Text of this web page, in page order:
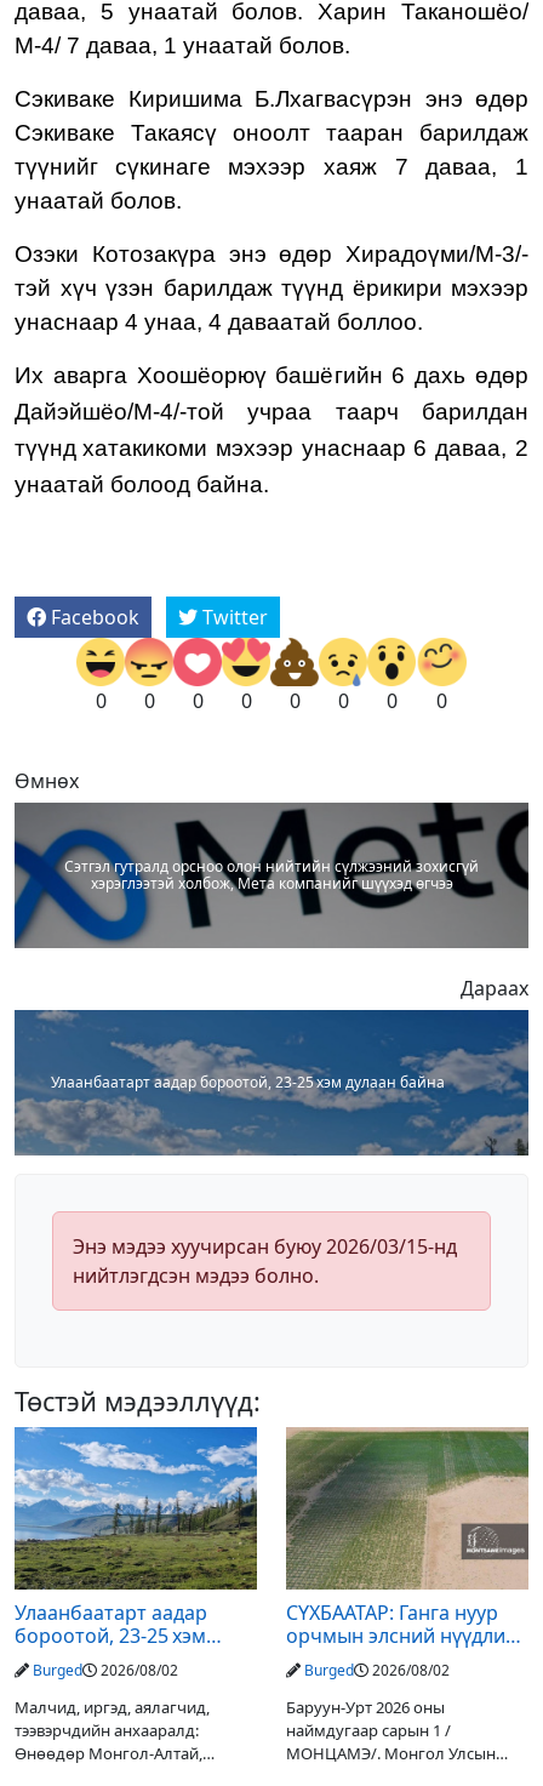
даваа, 5 унаатай болов. Харин Таканошёо/
М-4/ 7 даваа, 1 унаатай болов.
Сэкиваке Киришима Б.Лхагвасүрэн энэ өдөр
Сэкиваке Такаясү оноолт тааран барилдаж
түүнийг сүкинаге мэхээрхаяж 7 даваа, 1
унаатай болов.
Озэки Котозакүра энэ өдөр Хирадоүми/М-3/-
тэй хүч үзэн барилдаж түүнд ёрикири мэхээр
унаснаар 4 унаа, 4 даваатай боллоо.
Их аварга Хоошёорюү башёгийн 6 дахь өдөр
Дайэйшёо/М-4/-той учраа таарч барилдан
түүнд хатакикоми мэхээр унаснаар 6 даваа, 2
унаатай болоод байна.
Facebook Twitter
0 0 0 0 0 0 0 0
Өмнөх
Сэтгэл гутралд орсноо олон нийтийн сүлжээний зохисгүй
хэрэглээтэй холбож, Мета компанийг шүүхэд өгчээ
Дараах
Улаанбаатарт аадар бороотой, 23-25 хэм дулаан байна
Энэ мэдээ хуучирсан буюу 2026/03/15-нд
нийтлэгдсэн мэдээ болно.
Төстэй мэдээллүүд:
Улаанбаатарт аадар
бороотой, 23-25 хэм
дулаан байна
Burged 2026/08/02
Малчид, иргэд, аялагчид,
тээвэрчдийн анхааралд:
Өнөөдөр Монгол-Алтай,
СҮХБААТАР: Ганга нуур
орчмын элсний нүүдлийг
зогсоох туршилтын ажил
үр дүнгээ өгч эхэлжээ
Burged 2026/08/02
Баруун-Урт 2026 оны
наймдугаар сарын 1 /
МОНЦАМЭ/. Монгол Улсын